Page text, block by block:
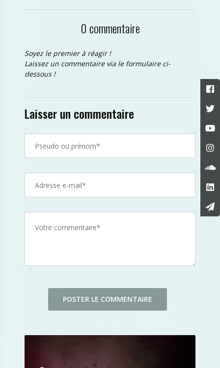
0 commentaire
Soyez le premier à réagir !
Laissez un commentaire via le formulaire ci-
dessous !
Laisser un commentaire